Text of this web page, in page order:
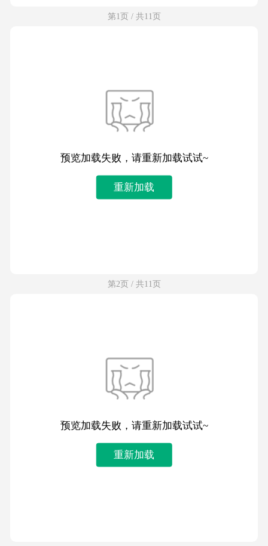
第1页 / 共11页
预览加载失败，请重新加载试试~
重新加载
第2页 / 共11页
预览加载失败，请重新加载试试~
重新加载